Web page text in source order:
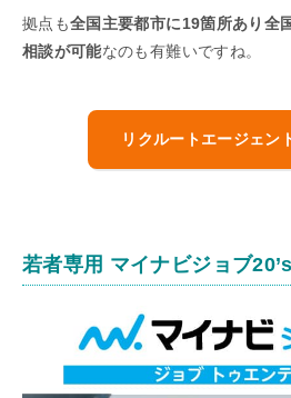
拠点も全国主要都市に19箇所あり全
相談が可能なのも有難いですね。
リクルートエージェン
若者専用 マイナビジョブ20’s